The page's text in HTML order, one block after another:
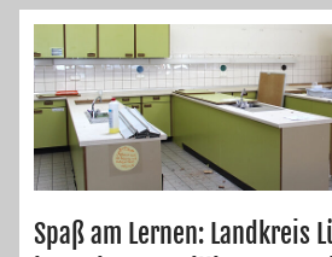
Spaß am Lernen: Landkreis